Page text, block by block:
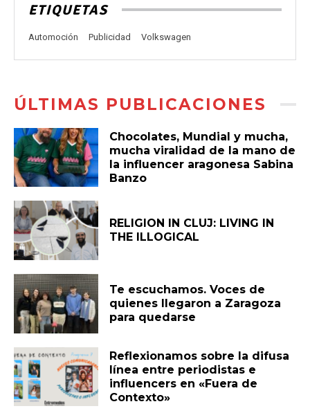
ETIQUETAS
Automoción Publicidad Volkswagen
ÚLTIMAS PUBLICACIONES
Chocolates, Mundial y mucha,
mucha viralidad de la mano de
la influencer aragonesa Sabina
Banzo
RELIGION IN CLUJ: LIVING IN
THE ILLOGICAL
Te escuchamos. Voces de
quienes llegaron a Zaragoza
para quedarse
Reflexionamos sobre la difusa
línea entre periodistas e
influencers en «Fuera de
Contexto»